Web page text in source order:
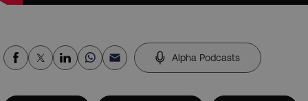
Alpha Podcasts